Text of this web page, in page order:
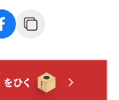
ぐり）｜当地では月遅
まりやすいので、14時
の案内に沿って一周。
の順にすすぎ、余った